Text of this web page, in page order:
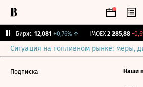
CNY Бирж. 12,081 +0,76%↑ IMOEX 2 285,88 -
Ситуация на топливном рынке: меры,
Подписка Наши